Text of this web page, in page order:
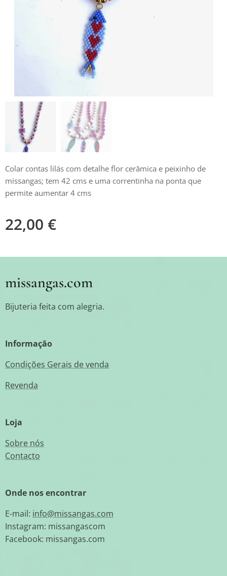
Colar contas lilás com detalhe flor cerâmica e peixinho de
missangas; tem 42 cms e uma correntinha na ponta que
permite aumentar 4 cms
22,00 €
missangas.com
Bijuteria feita com alegria.
Informação
Condições Gerais de venda
Revenda
Loja
Sobre nós
Contacto
Onde nos encontrar
E-mail: info@missangas.com
Instagram: missangascom
Facebook: missangas.com